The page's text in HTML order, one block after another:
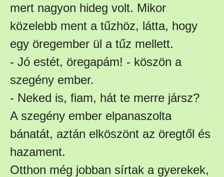
mert nagyon hideg volt. Mikor
közelebb ment a tűzhöz, látta, hogy
egy öregember ül a tűz mellett.
- Jó estét, öregapám! - köszön a
szegény ember.
- Neked is, fiam, hát te merre jársz?
A szegény ember elpanaszolta
bánatát, aztán elköszönt az öregtől és
hazament.
Otthon még jobban sírtak a gyerekek,